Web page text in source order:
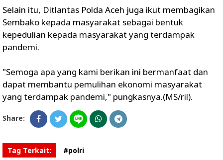
Selain itu, Ditlantas Polda Aceh juga ikut membagikan
Sembako kepada masyarakat sebagai bentuk
kepedulian kepada masyarakat yang terdampak
pandemi.
"Semoga apa yang kami berikan ini bermanfaat dan
dapat membantu pemulihan ekonomi masyarakat
yang terdampak pandemi," pungkasnya.(MS/ril).
Share:
Tag Terkait: #polri